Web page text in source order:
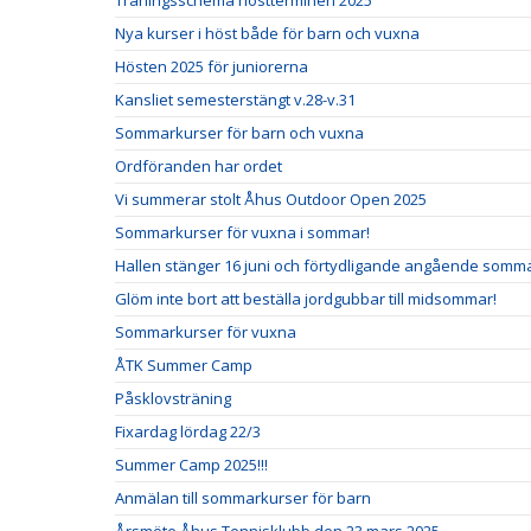
Nya kurser i höst både för barn och vuxna
Hösten 2025 för juniorerna
Kansliet semesterstängt v.28-v.31
Sommarkurser för barn och vuxna
Ordföranden har ordet
Vi summerar stolt Åhus Outdoor Open 2025
Sommarkurser för vuxna i sommar!
Hallen stänger 16 juni och förtydligande angående
Glöm inte bort att beställa jordgubbar till midsommar!
Sommarkurser för vuxna
ÅTK Summer Camp
Påsklovsträning
Fixardag lördag 22/3
Summer Camp 2025!!!
Anmälan till sommarkurser för barn